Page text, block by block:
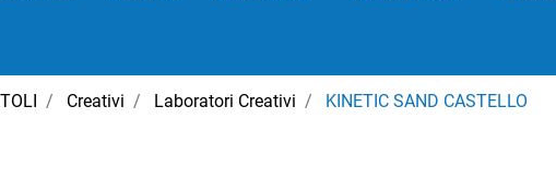
Creativi Laboratori Creativi KINETIC SAND CASTELLO